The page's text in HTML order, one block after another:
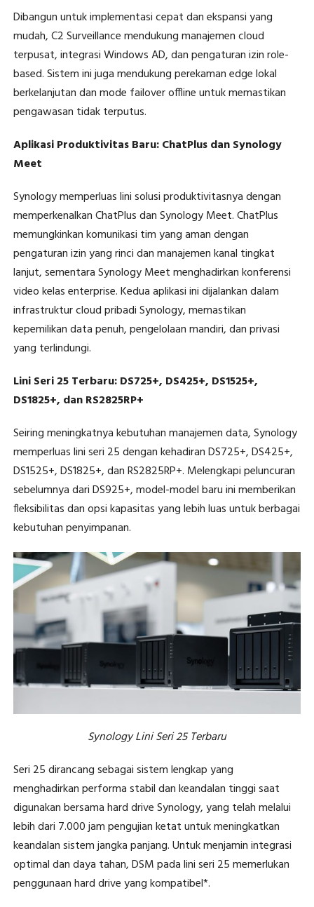
Dibangun untuk implementasi cepat dan ekspansi yang
mudah, C2 Surveillance mendukung manajemen cloud
terpusat, integrasi Windows AD, dan pengaturan izin role-
based. Sistem ini juga mendukung perekaman edge lokal
berkelanjutan dan mode failover offline untuk memastikan
pengawasan tidak terputus.
Aplikasi Produktivitas Baru: ChatPlus dan Synology
Meet
Synology memperluas lini solusi produktivitasnya dengan
memperkenalkan ChatPlus dan Synology Meet. ChatPlus
memungkinkan komunikasi tim yang aman dengan
pengaturan izin yang rinci dan manajemen kanal tingkat
lanjut, sementara Synology Meet menghadirkan konferensi
video kelas enterprise. Kedua aplikasi ini dijalankan dalam
infrastruktur cloud pribadi Synology, memastikan
kepemilikan data penuh, pengelolaan mandiri, dan privasi
yang terlindungi.
Lini Seri 25 Terbaru: DS725+, DS425+, DS1525+,
DS1825+, dan RS2825RP+
Seiring meningkatnya kebutuhan manajemen data, Synology
memperluas lini seri 25 dengan kehadiran DS725+, DS425+,
DS1525+, DS1825+, dan RS2825RP+. Melengkapi peluncuran
sebelumnya dari DS925+, model-model baru ini memberikan
fleksibilitas dan opsi kapasitas yang lebih luas untuk berbagai
kebutuhan penyimpanan.
Synology Lini Seri 25 Terbaru
Seri 25 dirancang sebagai sistem lengkap yang
menghadirkan performa stabil dan keandalan tinggi saat
digunakan bersama hard drive Synology, yang telah melalui
lebih dari 7.000 jam pengujian ketat untuk meningkatkan
keandalan sistem jangka panjang. Untuk menjamin integrasi
optimal dan daya tahan, DSM pada lini seri 25 memerlukan
penggunaan hard drive yang kompatibel*.